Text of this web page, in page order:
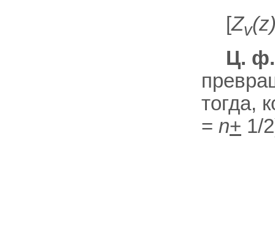
[Zv
Ц. ф.
тогда,
= n+ 1/